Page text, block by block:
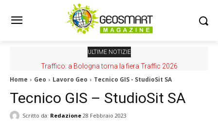
ULTIME NOTIZIE
Traffico: a Bologna torna la fiera Traffic 2026
Home Geo Lavoro Geo Tecnico GIS - StudioSit SA
Tecnico GIS – StudioSit SA
Scritto da: Redazione 28 Febbraio 2023